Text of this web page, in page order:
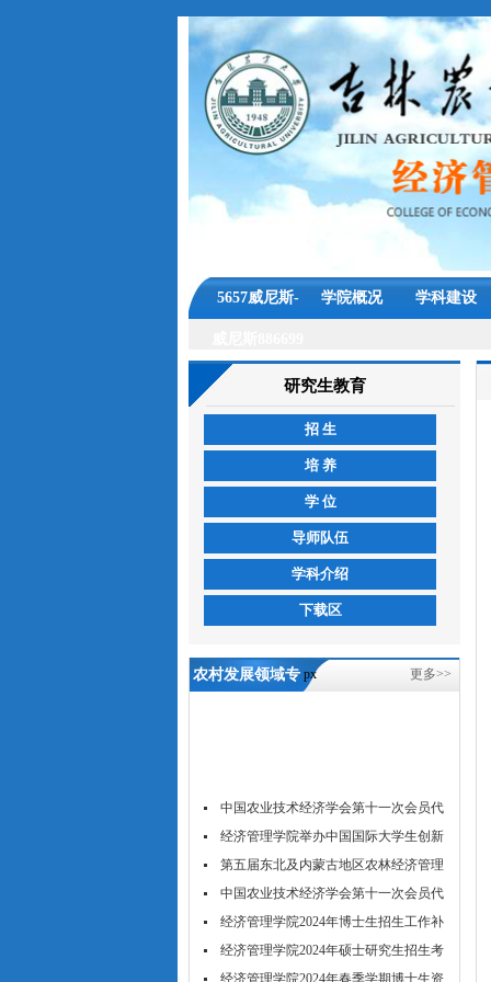
5657威尼斯- 学院概况 学科建设
研究生教育
招 生
培 养
学 位
导师队伍
学科介绍
下载区
px
农村发展领域专 更多>>
中国农业技术经济学会第十一次会员代
表...
经济管理学院举办中国国际大学生创新
大...
第五届东北及内蒙古地区农林经济管理
学...
中国农业技术经济学会第十一次会员代
表...
经济管理学院2024年博士生招生工作补
充...
经济管理学院2024年硕士研究生招生考
试...
经济管理学院2024年春季学期博士生资